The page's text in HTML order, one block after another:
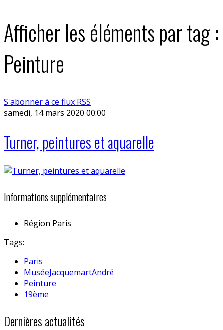
Afficher les éléments par tag :
Peinture
S'abonner à ce flux RSS
samedi, 14 mars 2020 00:00
Turner, peintures et aquarelle
Informations supplémentaires
Région Paris
Tags:
Paris
MuséeJacquemartAndré
Peinture
19ème
Dernières actualités